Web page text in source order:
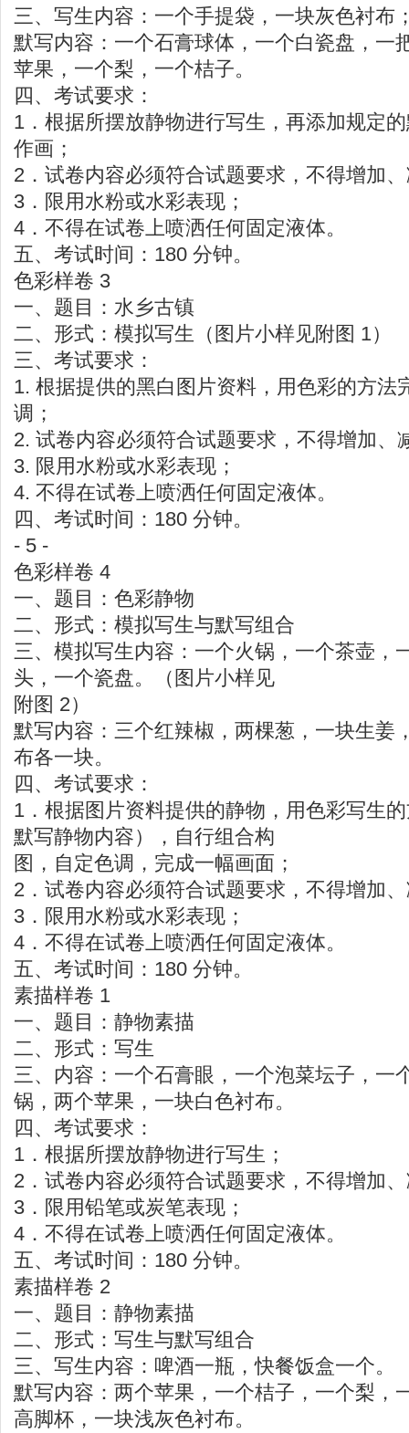
三、写生内容：一个手提袋，一块灰色衬布
默写内容：一个石膏球体，一个白瓷盘，一
苹果，一个梨，一个桔子。
四、考试要求：
1．根据所摆放静物进行写生，再添加规定
作画；
2．试卷内容必须符合试题要求，不得增加
3．限用水粉或水彩表现；
4．不得在试卷上喷洒任何固定液体。
五、考试时间：180 分钟。
色彩样卷 3
一、题目：水乡古镇
二、形式：模拟写生（图片小样见附图 1）
三、考试要求：
1. 根据提供的黑白图片资料，用色彩的方法
调；
2. 试卷内容必须符合试题要求，不得增加、
3. 限用水粉或水彩表现；
4. 不得在试卷上喷洒任何固定液体。
四、考试时间：180 分钟。
- 5 -
色彩样卷 4
一、题目：色彩静物
二、形式：模拟写生与默写组合
三、模拟写生内容：一个火锅，一个茶壶，
头，一个瓷盘。（图片小样见
附图 2）
默写内容：三个红辣椒，两棵葱，一块生姜
布各一块。
四、考试要求：
1．根据图片资料提供的静物，用色彩写生
默写静物内容），自行组合构
图，自定色调，完成一幅画面；
2．试卷内容必须符合试题要求，不得增加
3．限用水粉或水彩表现；
4．不得在试卷上喷洒任何固定液体。
五、考试时间：180 分钟。
素描样卷 1
一、题目：静物素描
二、形式：写生
三、内容：一个石膏眼，一个泡菜坛子，一
锅，两个苹果，一块白色衬布。
四、考试要求：
1．根据所摆放静物进行写生；
2．试卷内容必须符合试题要求，不得增加
3．限用铅笔或炭笔表现；
4．不得在试卷上喷洒任何固定液体。
五、考试时间：180 分钟。
素描样卷 2
一、题目：静物素描
二、形式：写生与默写组合
三、写生内容：啤酒一瓶，快餐饭盒一个。
默写内容：两个苹果，一个桔子，一个梨，
高脚杯，一块浅灰色衬布。